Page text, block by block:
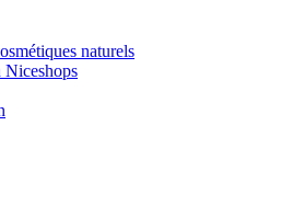
naturels
Niceshops